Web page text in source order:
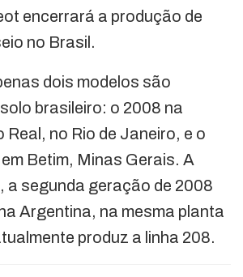
encerrará a produção de
no Brasil.
dois modelos são
brasileiro: o 2008 na
Real, no Rio de Janeiro, e o
Betim, Minas Gerais. A
a segunda geração de 2008
Argentina, na mesma planta
produz a linha 208.